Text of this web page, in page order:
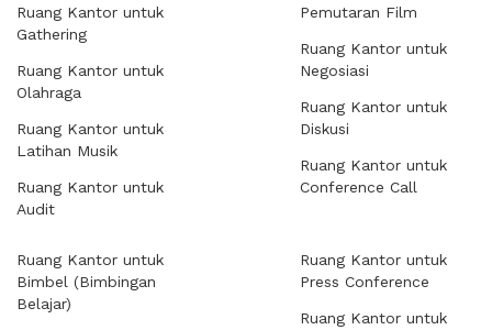
Ruang Kantor untuk
Gathering
Ruang Kantor untuk
Olahraga
Ruang Kantor untuk
Latihan Musik
Ruang Kantor untuk
Audit
Pemutaran Film
Ruang Kantor untuk
Negosiasi
Ruang Kantor untuk
Diskusi
Ruang Kantor untuk
Conference Call
Ruang Kantor untuk
Bimbel (Bimbingan
Belajar)
Ruang Kantor untuk
Press Conference
Ruang Kantor untuk